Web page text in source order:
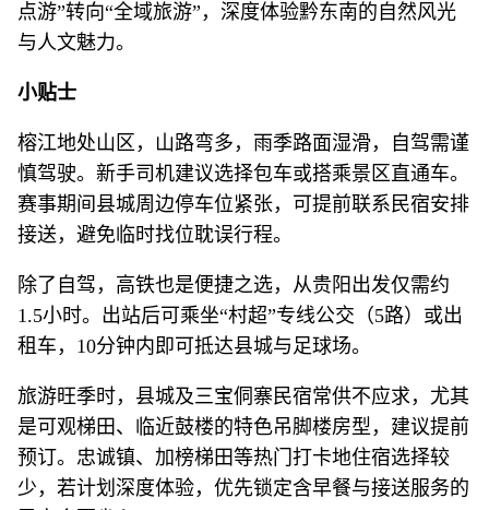
点游”转向“全域旅游”，深度体验黔东南的自然风光
与人文魅力。
小贴士
榕江地处山区，山路弯多，雨季路面湿滑，自驾需谨
慎驾驶。新手司机建议选择包车或搭乘景区直通车。
赛事期间县城周边停车位紧张，可提前联系民宿安排
接送，避免临时找位耽误行程。
除了自驾，高铁也是便捷之选，从贵阳出发仅需约
1.5小时。出站后可乘坐“村超”专线公交（5路）或出
租车，10分钟内即可抵达县城与足球场。
旅游旺季时，县城及三宝侗寨民宿常供不应求，尤其
是可观梯田、临近鼓楼的特色吊脚楼房型，建议提前
预订。忠诚镇、加榜梯田等热门打卡地住宿选择较
少，若计划深度体验，优先锁定含早餐与接送服务的